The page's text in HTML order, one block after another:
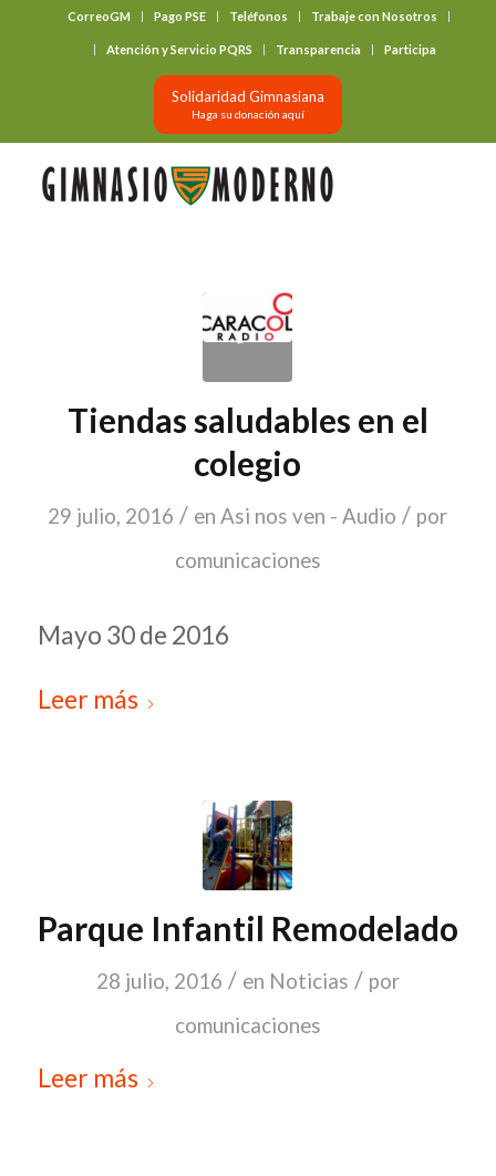
CorreoGM Pago PSE Teléfonos Trabaje con Nosotros
Atención y Servicio PQRS Transparencia Participa
Solidaridad Gimnasiana
Haga su donación aquí
Tiendas saludables en el
colegio
29 julio, 2016 / enAsi nos ven - Audio / por
comunicaciones
Mayo 30 de 2016
Leer más
Parque Infantil Remodelado
28 julio, 2016 / en Noticias / por
comunicaciones
Leer más